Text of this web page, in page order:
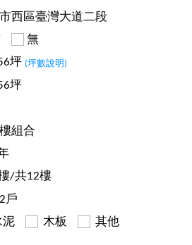
西區臺灣大道二段
無
坪 (坪數說明)
坪
組合
/共12樓
戶
泥 木板 其他